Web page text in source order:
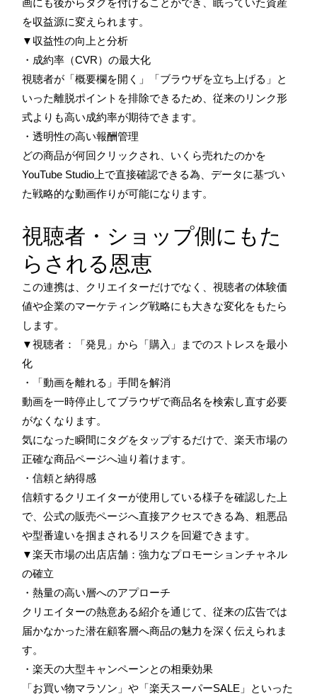
を収益源に変えられます。
▼収益性の向上と分析
・成約率（CVR）の最大化
視聴者が「概要欄を開く」「ブラウザを立ち上げる」と
いった離脱ポイントを排除できるため、従来のリンク形
式よりも高い成約率が期待できます。
・透明性の高い報酬管理
どの商品が何回クリックされ、いくら売れたのかを
YouTube Studio上で直接確認できる為、データに基づい
た戦略的な動画作りが可能になります。
視聴者・ショップ側にもた
らされる恩恵
この連携は、クリエイターだけでなく、視聴者の体験価
値や企業のマーケティング戦略にも大きな変化をもたら
します。
▼視聴者：「発見」から「購入」までのストレスを最小
化
・「動画を離れる」手間を解消
動画を一時停止してブラウザで商品名を検索し直す必要
がなくなります。
気になった瞬間にタグをタップするだけで、楽天市場の
正確な商品ページへ辿り着けます。
・信頼と納得感
信頼するクリエイターが使用している様子を確認した上
で、公式の販売ページへ直接アクセスできる為、粗悪品
や型番違いを掴まされるリスクを回避できます。
▼楽天市場の出店店舗：強力なプロモーションチャネル
の確立
・熱量の高い層へのアプローチ
クリエイターの熱意ある紹介を通じて、従来の広告では
届かなかった潜在顧客層へ商品の魅力を深く伝えられま
す。
・楽天の大型キャンペーンとの相乗効果
「お買い物マラソン」や「楽天スーパーSALE」といった